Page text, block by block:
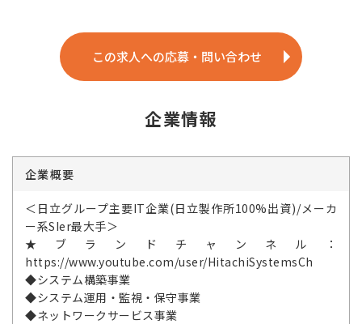
この求人への応募・問い合わせ
企業情報
企業概要
＜日立グループ主要IT企業(日立製作所100%出資)/メーカ
ー系SIer最大手＞
★ブランドチャンネル：
https://www.youtube.com/user/HitachiSystemsCh
◆システム構築事業
◆システム運用・監視・保守事業
◆ネットワークサービス事業